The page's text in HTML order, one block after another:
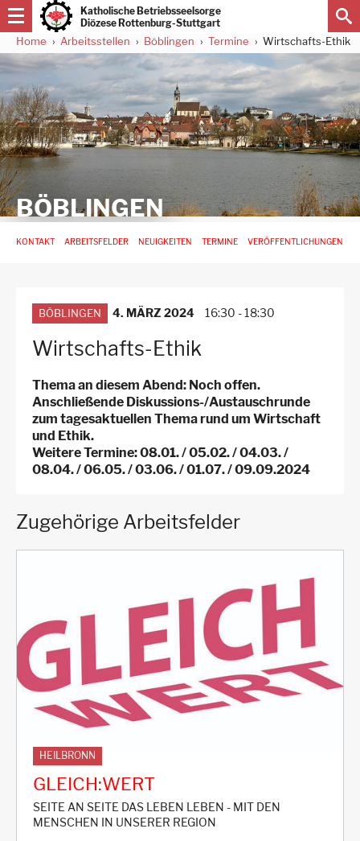
Direkt
zum
Inhalt
Katholische Betriebsseelsorge
Diözese Rottenburg-Stuttgart
Pfadnavigation
Home Arbeitsstellen Böblingen Termine Wirtschafts-Ethik
BÖBLINGEN
Hauptnavigation
KONTAKT ARBEITSFELDER NEUIGKEITEN TERMINE VERÖFFENTLICHUNGEN
BÖBLINGEN 4. MÄRZ 2024 16:30 -18:30
Wirtschafts-Ethik
Thema an diesem Abend: Noch offen.
Anschließende Diskussions-/Austauschrunde
zum tagesaktuellen Thema rund um Wirtschaft
und Ethik.
Weitere Termine: 08.01. / 05.02. / 04.03. /
08.04. / 06.05. / 03.06. / 01.07. / 09.09.2024
Zugehörige Arbeitsfelder
HEILBRONN
GLEICH:WERT
SEITE AN SEITE DAS LEBEN LEBEN - MIT DEN
MENSCHEN IN UNSERER REGION